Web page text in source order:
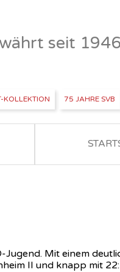
seit 1946
KOLLEKTION 75 JAHRE SVB
Mit einem
II und knapp mit